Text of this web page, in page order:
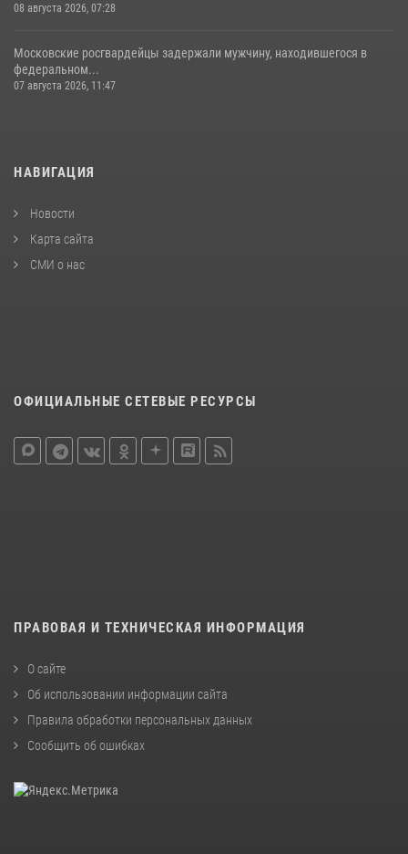
08 августа 2026, 07:28
Московские росгвардейцы задержали мужчину, находившегося в
федеральном...
07 августа 2026, 11:47
НАВИГАЦИЯ
Новости
Карта сайта
СМИ о нас
ОФИЦИАЛЬНЫЕ СЕТЕВЫЕ РЕСУРСЫ
ПРАВОВАЯ И ТЕХНИЧЕСКАЯ ИНФОРМАЦИЯ
О сайте
Об использовании информации сайта
Правила обработки персональных данных
Сообщить об ошибках